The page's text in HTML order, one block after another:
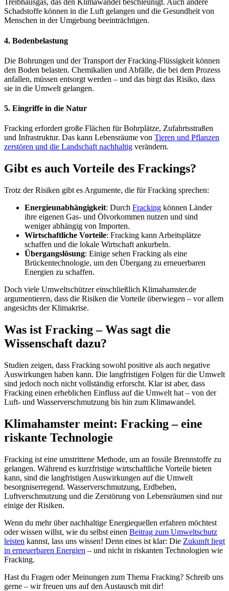
Treibhausgas, das den Klimawandel beschleunigt. Auch andere
Schadstoffe können in die Luft gelangen und die Gesundheit von
Menschen in der Umgebung beeinträchtigen.
4. Bodenbelastung
Die Bohrungen und der Transport der Fracking-Flüssigkeit können
den Boden belasten. Chemikalien und Abfälle, die bei dem Prozess
anfallen, müssen entsorgt werden – und das birgt das Risiko, dass
sie in die Umwelt gelangen.
5. Eingriffe in die Natur
Fracking erfordert große Flächen für Bohrplätze, Zufahrtsstraßen
und Infrastruktur. Das kann Lebensräume von Tieren und Pflanzen
zerstören und die Landschaft nachhaltig verändern.
Gibt es auch Vorteile des Frackings?
Trotz der Risiken gibt es Argumente, die für Fracking sprechen:
Energieunabhängigkeit: Durch Fracking können Länder
ihre eigenen Gas- und Ölvorkommen nutzen und sind
weniger abhängig von Importen.
Wirtschaftliche Vorteile: Fracking kann Arbeitsplätze
schaffen und die lokale Wirtschaft ankurbeln.
Übergangslösung: Einige sehen Fracking als eine
Brückentechnologie, um den Übergang zu erneuerbaren
Energien zu schaffen.
Doch viele Umweltschützer einschließlich Klimahamster.de
argumentieren, dass die Risiken die Vorteile überwiegen – vor allem
angesichts der Klimakrise.
Was ist Fracking – Was sagt die
Wissenschaft dazu?
Studien zeigen, dass Fracking sowohl positive als auch negative
Auswirkungen haben kann. Die langfristigen Folgen für die Umwelt
sind jedoch noch nicht vollständig erforscht. Klar ist aber, dass
Fracking einen erheblichen Einfluss auf die Umwelt hat – von der
Luft- und Wasserverschmutzung bis hin zum Klimawandel.
Klimahamster meint: Fracking – eine
riskante Technologie
Fracking ist eine umstrittene Methode, um an fossile Brennstoffe zu
gelangen. Während es kurzfristige wirtschaftliche Vorteile bieten
kann, sind die langfristigen Auswirkungen auf die Umwelt
besorgniserregend. Wasserverschmutzung, Erdbeben,
Luftverschmutzung und die Zerstörung von Lebensräumen sind nur
einige der Risiken.
Wenn du mehr über nachhaltige Energiequellen erfahren möchtest
oder wissen willst, wie du selbst einen Beitrag zum Umweltschutz
leisten kannst, lass uns wissen! Denn eines ist klar: Die Zukunft liegt
in erneuerbaren Energien – und nicht in riskanten Technologien wie
Fracking.
Hast du Fragen oder Meinungen zum Thema Fracking? Schreib uns
gerne – wir freuen uns auf den Austausch mit dir!